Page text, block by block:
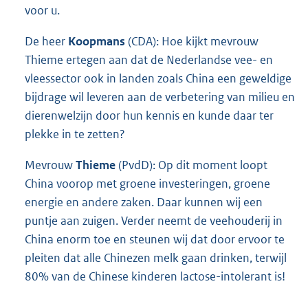
voor u.
De heer Koopmans (CDA): Hoe kijkt mevrouw
Thieme ertegen aan dat de Nederlandse vee- en
vleessector ook in landen zoals China een geweldige
bijdrage wil leveren aan de verbetering van milieu en
dierenwelzijn door hun kennis en kunde daar ter
plekke in te zetten?
MevrouwThieme(PvdD): Op dit moment loopt
China voorop met groene investeringen, groene
energie en andere zaken. Daar kunnen wij een
puntje aan zuigen. Verder neemt de veehouderij in
China enorm toe en steunen wij dat door ervoor te
pleiten dat alle Chinezen melk gaan drinken, terwijl
80% van de Chinese kinderen lactose-intolerant is!